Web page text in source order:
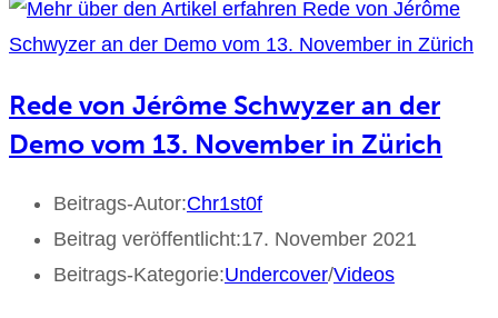
Rede von Jérôme Schwyzer an der
Demo vom 13. November in Zürich
Beitrags-Autor:Chr1st0f
Beitrag veröffentlicht:17. November 2021
Beitrags-Kategorie:Undercover/Videos